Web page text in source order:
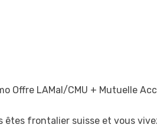
Offre LAMal/CMU + Mutuelle
êtes frontalier suisse et vous